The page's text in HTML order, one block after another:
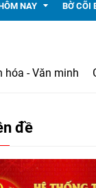
NAY BỜ CÕI
hóa - Văn minh
đề